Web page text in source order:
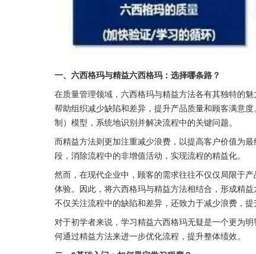
一、六西格玛与精益六西格玛：选择哪条路？
在质量管理领域，六西格玛与精益方法各有其独特的
帮助组织减少缺陷和差异，提升产品质量和顾客满意
制）模型，系统地识别并解决流程中的关键问题。
而精益方法则更加注重减少浪费，以提高客户价值为
段，消除流程中的非增值活动，实现流程的精益化。
然而，在现代企业中，顾客的需求往往不仅仅局限于
体验。因此，将六西格玛与精益方法相结合，形成精
不仅关注流程中的缺陷和差异，还致力于减少浪费，
对于初学者来说，学习精益六西格玛无疑是一个更为
何通过精益方法来进一步优化流程，提升整体绩效。